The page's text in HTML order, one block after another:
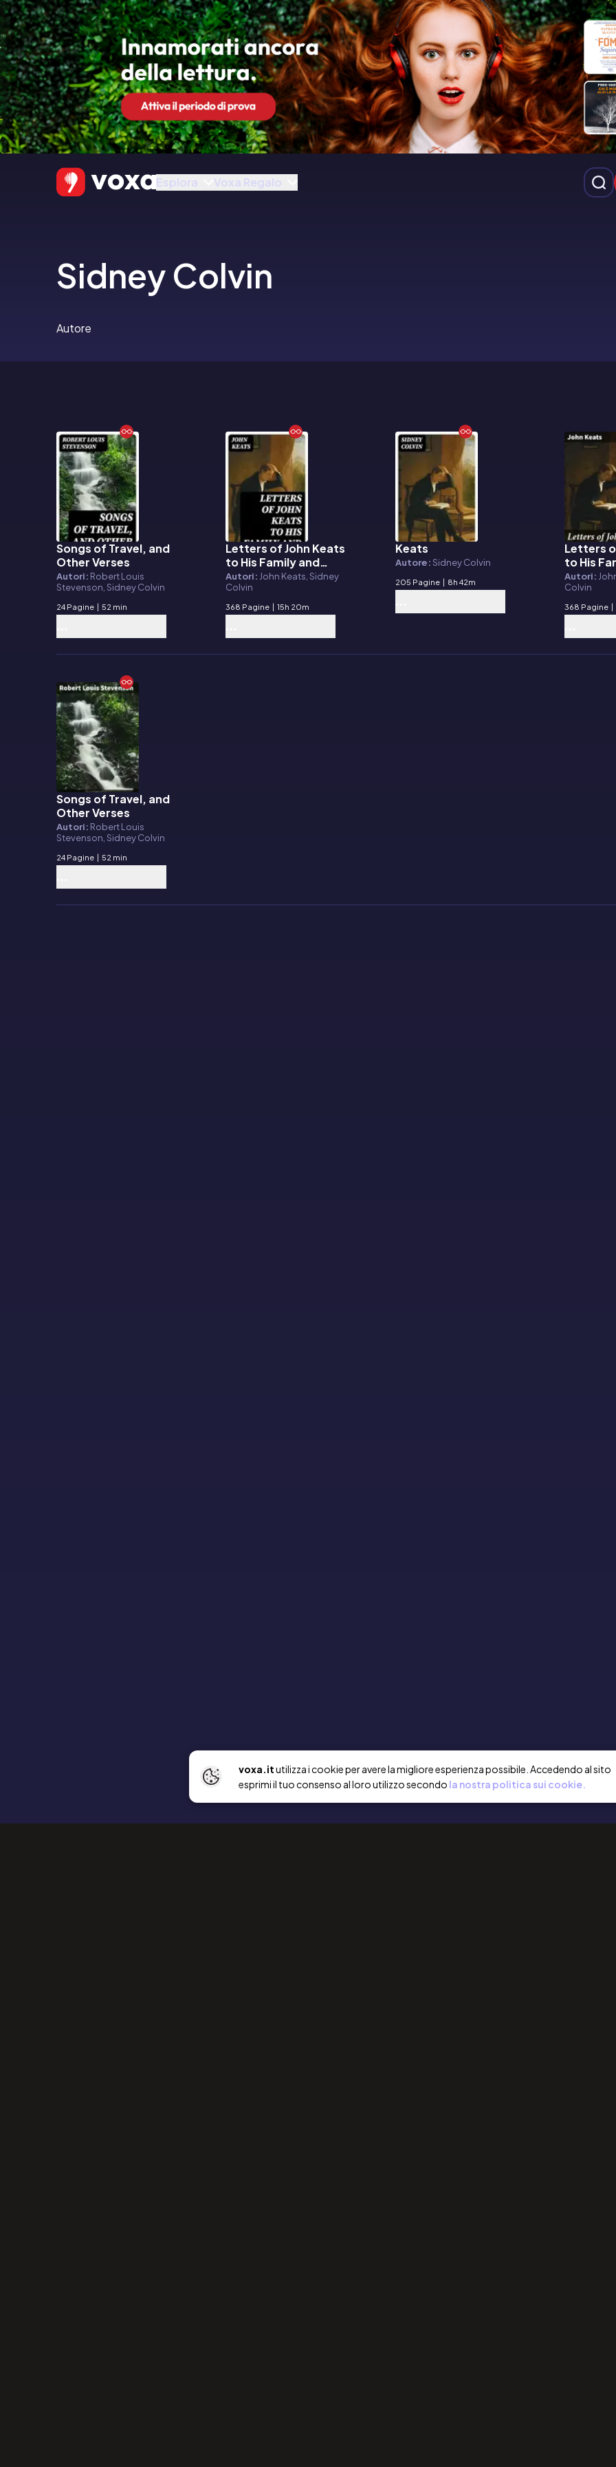
Esplora Voxa Regalo
Sidney Colvin
Autore
E-book
Songs of Travel, and
Other Verses
Autori: Robert Louis
Stevenson, Sidney Colvin
24 Pagine | 52 min
E-book
Letters of John Keats
to His Family and
Friends
Autori: John Keats, Sidney
Colvin
368 Pagine | 15h 20m
E-book
Keats
Autore:Sidney Colvin
205 Pagine | 8h 42m
E-book
Letters
to His
Friends
Autori:
Colvin
368 Pagine |
E-book
Songs of Travel, and
Other Verses
Autori: Robert Louis
Stevenson, Sidney Colvin
24 Pagine | 52 min
voxa.itutilizza i cookie per avere la migliore esperienza possibile. Accedendo al sito
esprimi il tuo consenso al loro utilizzo secondo la nostra politica sui cookie.